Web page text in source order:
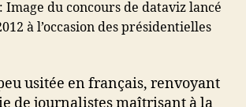
Image du concours de dataviz lancé
à l’occasion des présidentielles
usitée en français, renvoyant